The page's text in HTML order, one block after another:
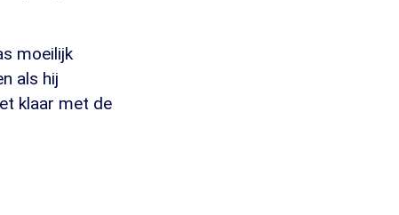
moeilijk
als hij
klaar met de